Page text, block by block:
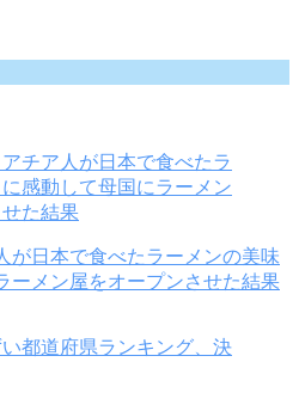
が日本で食べたラーメンの美味
ーメン屋をオープンさせた結果